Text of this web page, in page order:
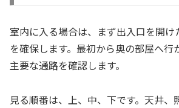
室内に入る場合は、まず出入口を開
を確保します。最初から奥の部屋へ行
主要な通路を確認します。
見る順番は、上、中、下です。天井